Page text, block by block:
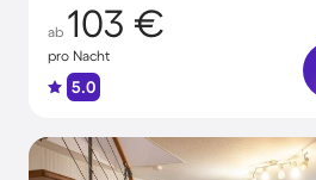
ab 103 €
pro Nacht
5.0